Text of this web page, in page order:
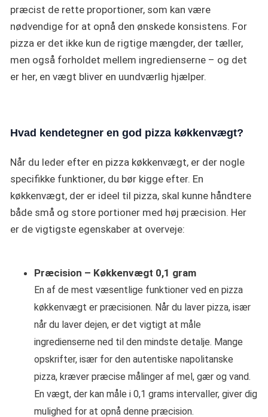
præcist de rette proportioner, som kan være
nødvendige for at opnå den ønskede konsistens. For
pizza er det ikke kun de rigtige mængder, der tæller,
men også forholdet mellem ingredienserne – og det
er her, en vægt bliver en uundværlig hjælper.
Hvad kendetegner en god pizza køkkenvægt?
Når du leder efter en pizza køkkenvægt, er der nogle
specifikke funktioner, du bør kigge efter. En
køkkenvægt, der er ideel til pizza, skal kunne håndtere
både små og store portioner med høj præcision. Her
er de vigtigste egenskaber at overveje:
Præcision – Køkkenvægt 0,1 gram
En af de mest væsentlige funktioner ved en pizza
køkkenvægt er præcisionen. Når du laver pizza, især
når du laver dejen, er det vigtigt at måle
ingredienserne ned til den mindste detalje. Mange
opskrifter, især for den autentiske napolitanske
pizza, kræver præcise målinger af mel, gær og vand.
En vægt, der kan måle i 0,1 grams intervaller, giver dig
mulighed for at opnå denne præcision.